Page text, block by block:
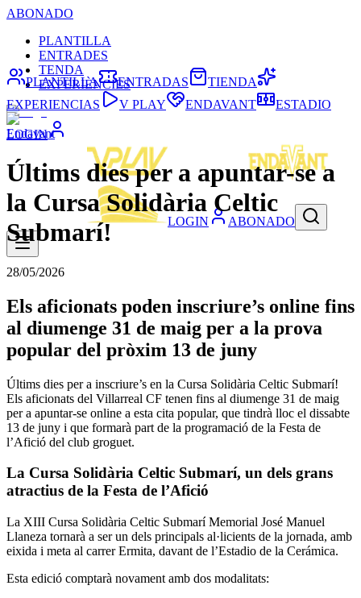
ABONADO
PLANTILLA
ENTRADES
TENDA
EXPERIÈNCIES
LOGIN
LOGIN ABONADO
PLANTILLA ENTRADAS
TIENDA
EXPERIENCIAS
V PLAY ENDAVANT ESTADIO
Endavant
Últims dies per a apuntar-se a
la Cursa Solidària Celtic
Submarí!
28/05/2026
Els aficionats poden inscriure’s online fins
al diumenge 31 de maig per a la prova
popular del pròxim 13 de juny
Últims dies per a inscriure’s en la Cursa Solidària Celtic Submarí!
Els aficionats del Villarreal CF tenen fins al diumenge 31 de maig
per a apuntar-se online a esta cita popular, que tindrà lloc el dissabte
13 de juny i que formarà part de la programació de la Festa de
l’Afició del club groguet.
La Cursa Solidària Celtic Submarí, un dels grans
atractius de la Festa de l’Afició
La XIII Cursa Solidària Celtic Submarí Memorial José Manuel
Llaneza tornarà a ser un dels principals al·licients de la jornada, amb
eixida i meta al carrer Ermita, davant de l’Estadio de la Cerámica.
Esta edició comptarà novament amb dos modalitats: